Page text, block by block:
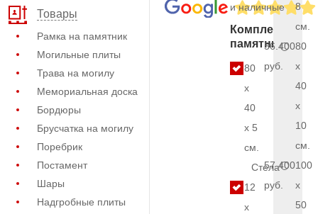
Товары
Рамка на памятник
Могильные плиты
Трава на могилу
Мемориальная доска
Бордюры
Брусчатка на могилу
Поребрик
Постамент
Шары
Надгробные плиты
и наличные
Комплект
памятника
80
x
40
x 5
см.
Стела
12
x
8
см.
56.400
руб.
80
x
40
x
10
см.
57.400
руб.
100
x
50